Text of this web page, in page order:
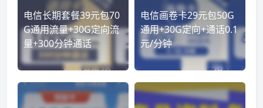
电信长期套餐39元包70
G通用流量+30G定向流
量+300分钟通话
电信画卷卡29元包50G
通用+30G定向+通话0.1
元/分钟